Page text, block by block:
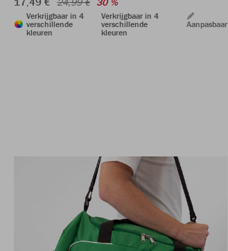
Verkrijgbaar in 4
verschillende
kleuren
Verkrijgbaar in 4
verschillende
kleuren
Aanpasbaar